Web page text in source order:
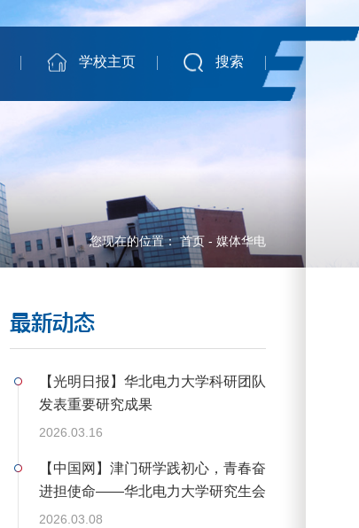
学校主页 搜索
您现在的位置： 首页 -媒体华电
最新动态
【光明日报】华北电力大学科研团队
发表重要研究成果
2026.03.16
【中国网】津门研学践初心，青春奋
进担使命——华北电力大学研究生会
赴天津开展系列主题实践活动
2026.03.08